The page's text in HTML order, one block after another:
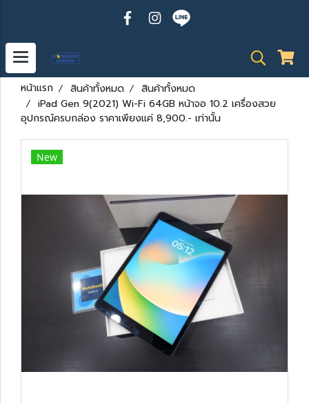
หน้าแรก สินค้าทั้งหมด
สินค้าทั้งหมด
iPad Gen 9(2021) Wi-Fi 64GB หน้าจอ 10.2 เครื่องสวย
อุปกรณ์ครบกล่อง ราคาเพียงแค่ 8,900.- เท่านั้น
New